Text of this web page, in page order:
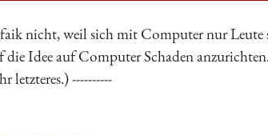
nicht, weil sich mit Computer nur Leute
die Idee auf Computer Schaden
letzteres.) ----------